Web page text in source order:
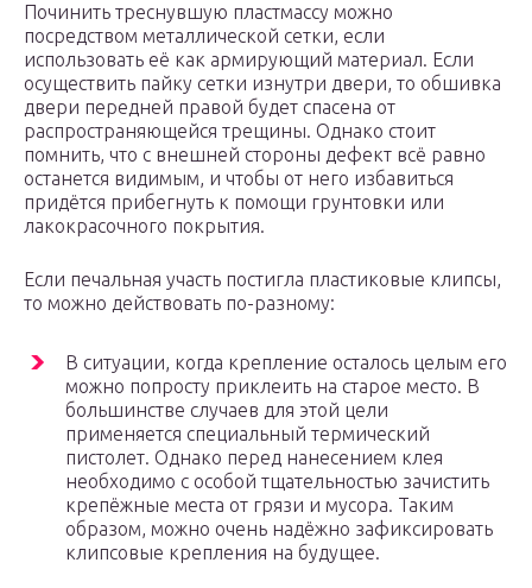
Починить треснувшую пластмассу можно
посредством металлической сетки, если
использовать её как армирующий материал. Если
осуществить пайку сетки изнутри двери, то обшивка
двери передней правой будет спасена от
распространяющейся трещины. Однако стоит
помнить, что с внешней стороны дефект всё равно
останется видимым, и чтобы от него избавиться
придётся прибегнуть к помощи грунтовки или
лакокрасочного покрытия.
Если печальная участь постигла пластиковые клипсы,
то можно действовать по-разному:
В ситуации, когда крепление осталось целым его
можно попросту приклеить на старое место. В
большинстве случаев для этой цели
применяется специальный термический
пистолет. Однако перед нанесением клея
необходимо с особой тщательностью зачистить
крепёжные места от грязи и мусора. Таким
образом, можно очень надёжно зафиксировать
клипсовые крепления на будущее.